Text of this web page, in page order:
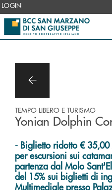
Salta al contenuto principale
LOGIN
TEMPO LIBERO E TURISMO
Yonian Dolphin
- Biglietto ridotto €
per escursioni sui
partenza dal Molo
del 15% sui biglietti di
Multimediale presso